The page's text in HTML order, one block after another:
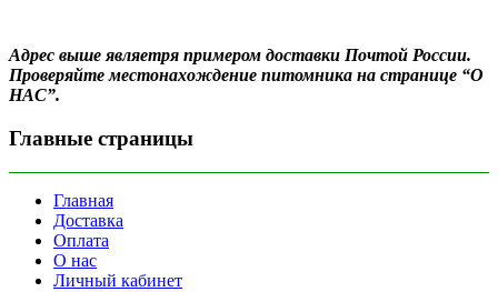
Адрес выше являетря примером доставки Почтой России.
Проверяйте местонахождение питомника на странице “О
НАС”.
Главные страницы
Главная
Доставка
Оплата
О нас
Личный кабинет